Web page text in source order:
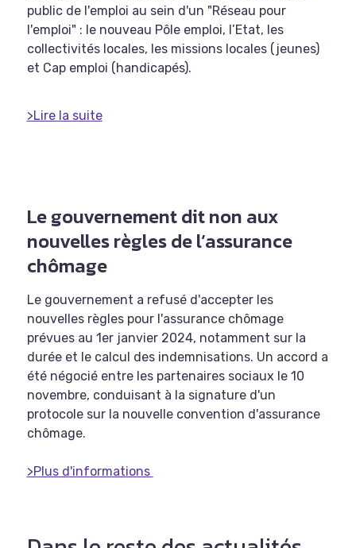
public de l'emploi au sein d'un "Réseau pour
l'emploi" : le nouveau Pôle emploi, l’Etat, les
collectivités locales, les missions locales (jeunes)
et Cap emploi (handicapés).
>Lire la suite
Le gouvernement dit non aux
nouvelles règles de l’assurance
chômage
Le gouvernement a refusé d'accepter les
nouvelles règles pour l'assurance chômage
prévues au 1er janvier 2024, notamment sur la
durée et le calcul des indemnisations. Un accord a
été négocié entre les partenaires sociaux le 10
novembre, conduisant à la signature d'un
protocole sur la nouvelle convention d'assurance
chômage.
>Plus d'informations